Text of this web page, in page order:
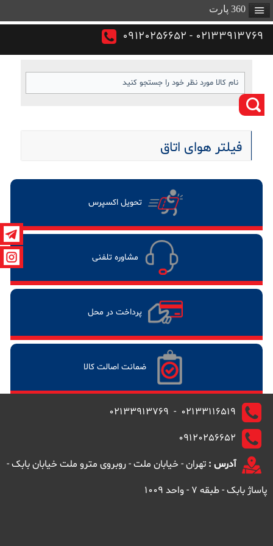
02133913769 - 09120256652
فیلتر هوای اتاق
تحویل اکسپرس
مشاوره تلفنی
پرداخت در محل
ضمانت اصالت کالا
02133116519 - 02133913769
09120256652
آدرس : تهران - خیابان ملت - روبروی مترو ملت خیابان بابک -
پاساژ بابک - طبقه 7 - واحد 1009
360 پارت